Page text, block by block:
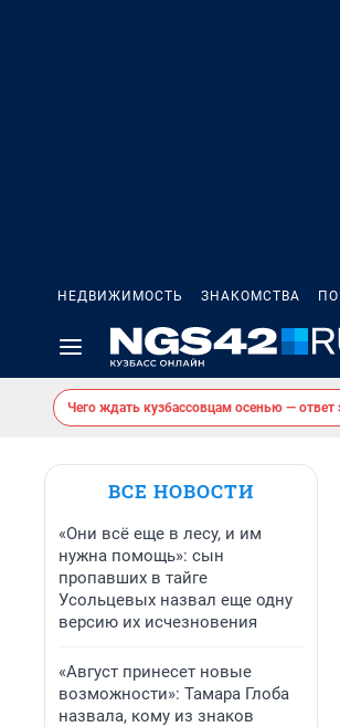
НЕДВИЖИМОСТЬ ЗНАКОМСТВА
Чего ждать кузбассовцам осенью — ответ
ВСЕ НОВОСТИ
«Они всё еще в лесу, и им
нужна помощь»: сын
пропавших в тайге
Усольцевых назвал еще одну
версию их исчезновения
«Август принесет новые
возможности»: Тамара Глоба
назвала, кому из знаков